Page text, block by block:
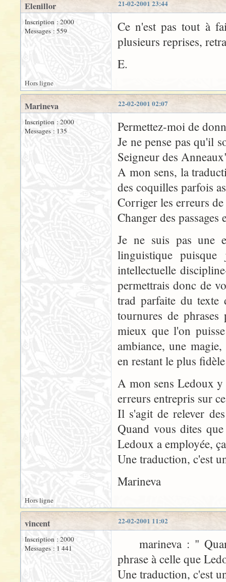
21-02-2001 23:44
Elenillor
Inscription : 2000
Messages : 559
Ce n'est pas tout à
plusieurs reprises,
E.
Hors ligne
22-02-2001 02:07
Marineva
Inscription : 2000
Messages : 135
Permettez-moi de
Je ne pense pas qu'il
Seigneur des
A mon sens, la
des coquilles parfois
Corriger les erreurs
Changer des passages
Je ne suis pas une
linguistique
intellectuelle
permettrais donc de
trad parfaite du texte
tournures de
mieux que l'on
ambiance, une
en restant le plus
A mon sens Ledoux y
erreurs entrepris sur
Il s'agit de relever
Quand vous dites
Ledoux a employée,
Une traduction, c'est
Marineva
Hors ligne
22-02-2001 11:02
vincent
Inscription : 2000
Messages : 1 441
marineva : "
phrase à celle que
Une traduction, c'est